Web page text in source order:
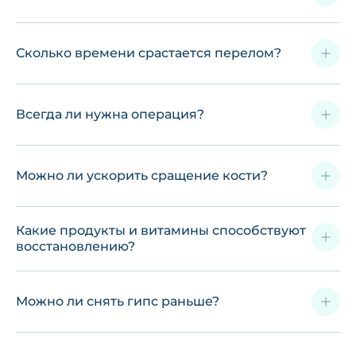
Сколько времени срастается перелом?
Всегда ли нужна операция?
Можно ли ускорить сращение кости?
Какие продукты и витамины способствуют
восстановлению?
Можно ли снять гипс раньше?